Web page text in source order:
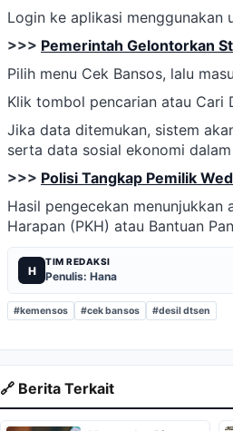
Login ke aplikasi menggunakan
>>> Pemerintah Gelontorkan
Pilih menu Cek Bansos, lalu
Klik tombol pencarian atau Cari
Jika data ditemukan, sistem
serta data sosial ekonomi dalam
>>> Polisi Tangkap Pemilik
Hasil pengecekan
Harapan (PKH) atau Bantuan
H
TIM REDAKSI
Penulis: Hana
#kemensos #cek bansos #desil dtsen
🔗 Berita Terkait